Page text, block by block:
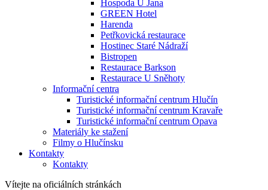
Hospoda U Jana
GREEN Hotel
Harenda
Petřkovická restaurace
Hostinec Staré Nádraží
Bistropen
Restaurace Barkson
Restaurace U Sněhoty
Informační centra
Turistické informační centrum Hlučín
Turistické informační centrum Kravaře
Turistické informační centrum Opava
Materiály ke stažení
Filmy o Hlučínsku
Kontakty
Kontakty
Vítejte na oficiálních stránkách